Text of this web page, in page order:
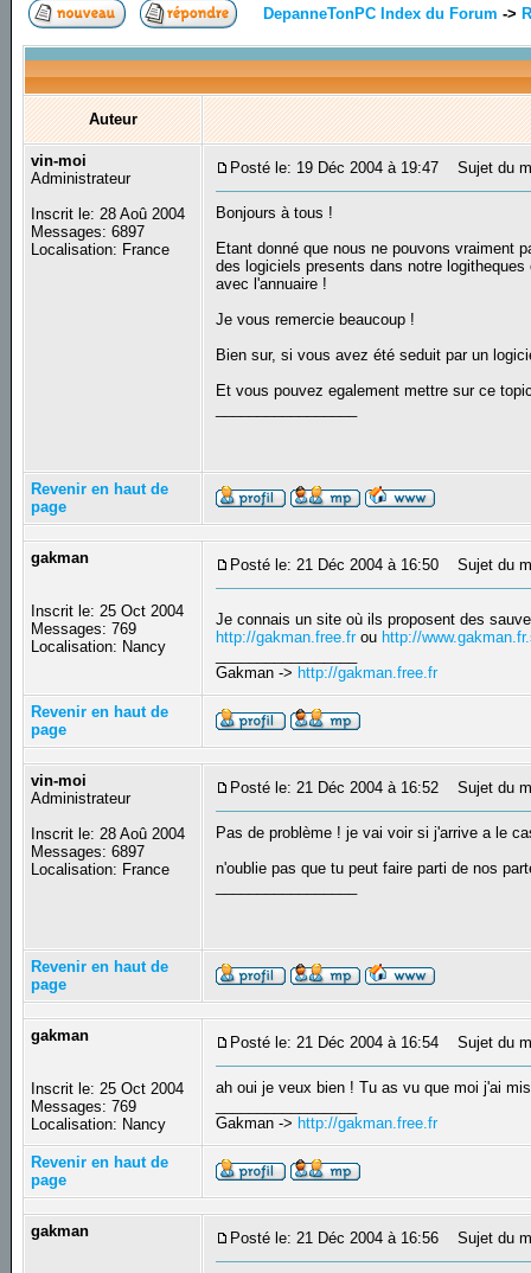
DepanneTonPC Index du Forum ->
Auteur
vin-moi
Administrateur
Inscrit le: 28 Aoû 2004
Messages: 6897
Localisation: France
Posté le: 19 Déc 2004 à 19:47 Sujet du
Bonjours à tous !
Etant donné que nous ne pouvons vraiment
des logiciels presents dans notre
avec l'annuaire !
Je vous remercie beaucoup !
Bien sur, si vous avez été seduit par un
Et vous pouvez egalement mettre sur ce
Revenir en haut de
page
gakman
Inscrit le: 25 Oct 2004
Messages: 769
Localisation: Nancy
Posté le: 21 Déc 2004 à 16:50 Sujet du
Je connais un site où ils proposent des
http://gakman.free.frou http://
Gakman -> http://gakman.free.fr
Revenir en haut de
page
vin-moi
Administrateur
Inscrit le: 28 Aoû 2004
Messages: 6897
Localisation: France
Posté le: 21 Déc 2004 à 16:52 Sujet du
Pas de problème ! je vai voir si j'arrive a le
n'oublie pas que tu peut faire parti de nos
Revenir en haut de
page
gakman
Inscrit le: 25 Oct 2004
Messages: 769
Localisation: Nancy
Posté le: 21 Déc 2004 à 16:54 Sujet du
ah oui je veux bien ! Tu as vu que moi j'ai
Gakman -> http://gakman.free.fr
Revenir en haut de
page
gakman Posté le: 21 Déc 2004 à 16:56 Sujet du